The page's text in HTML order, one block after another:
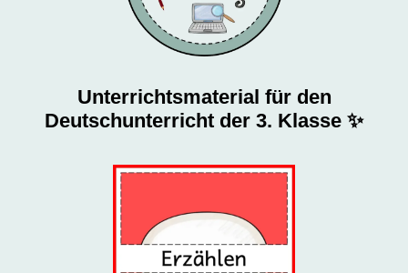
Unterrichtsmaterial für den
Deutschunterricht der 3. Klasse ✨